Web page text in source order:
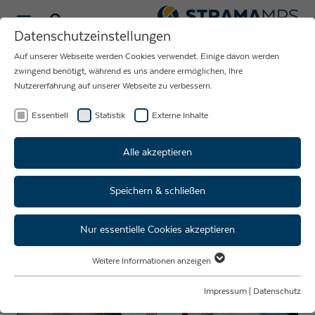
Stellenangebote
Datenschutzeinstellungen
Auf unserer Webseite werden Cookies verwendet. Einige davon werden
zwingend benötigt, während es uns andere ermöglichen, Ihre
Nutzererfahrung auf unserer Webseite zu verbessern.
Essentiell Statistik Externe Inhalte
Alle akzeptieren
Speichern & schließen
Nur essentielle Cookies akzeptieren
Essentielle Cookies werden für grundlegende Funktionen der Webseite
Weitere Informationen anzeigen
Impressum Datenschutz